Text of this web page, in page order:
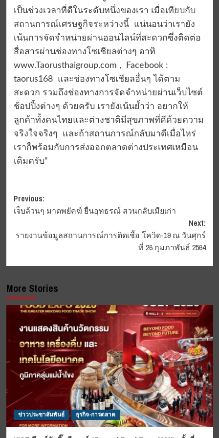
เป็นช่วงเวลาที่ดีในระดับหนึ่งของเรา เมื่อเทียบกับ
สถานการณ์เศรษฐกิจระหว่างนี้ แน่นอนว่าเรายัง
เน้นการจัดจำหน่ายผ่านออนไลน์ที่สะดวกซึ่งติดต่อ
สื่อสารผ่านช่องทางโซเชียลต่างๆ อาทิ
www.Taorusthaigroup.com , Facebook :
taorus168 และช่องทางโซเชียลอื่นๆ ได้ตาม
สะดวก รวมถึงช่องทางการจัดจำหน่ายผ่านเว็บไซต์
ช้อปปิ้งต่างๆ ด้วยครับ เรายังเน้นย้ำว่า อยากให้
ลูกค้าทั้งคนไทยและต่างชาติมีสุขภาพที่ดีด้วยความ
จริงใจจริงๆ และถ้าสถานการณ์กลับมาดีเมื่อไหร่
เราก็พร้อมกับการส่งออกตลาดต่างประเทศเหมือน
เดิมครับ”
Post
navigation
Previous:
เจ็บล้วนๆ มาดพยัคฆ์ ยื่นอุทธรณ์ สวนกลับเมียเก่า
Next:
รายงานข้อมูลสถานการณ์การติดเชื้อ โควิด-19 ณ วันศุกร์
ที่ 26 กุมภาพันธ์ 2564
More Stories
ข่าวประชาสัมพันธ์ ธุรกิจ-การตลาด